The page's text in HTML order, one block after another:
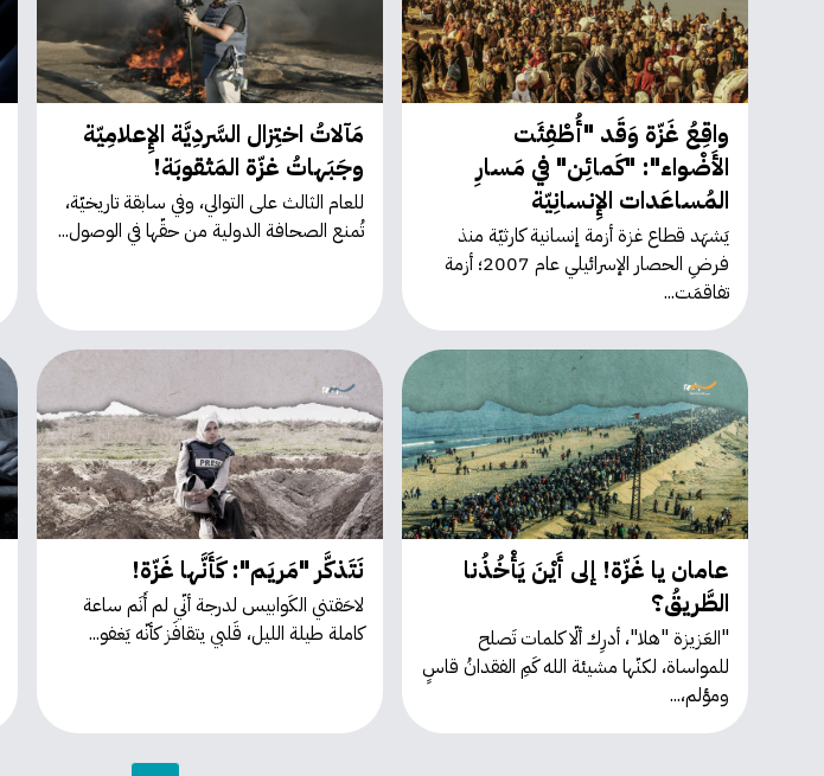
واقِعُ غَزّة وَقَد "أُطْفِئَت
الأَضْواء": "كَمائِن" في مَسارِ
المُساعَدات الإِنسانِيّة
يَشهَد قطاع غزة أزمة إنسانية كارثيّة منذ
فرضِ الحصار الإسرائيلي عام 2007؛ أزمة
تفاقمَت...
مَآلاتُ اختِزال السَّردِيَّة الإِعلامِيّة
وجَبَهاتُ غزّة المَثقوبَة!
للعام الثالث على التوالي، وفي سابقة تاريخيّة،
تُمنع الصحافة الدولية من حقّها في الوصول...
عامان يا غَزّة! إلى أَيْنَ يَأْخُذُنا
الطَّريقُ؟
"العَزيزة "هلا"، أدرِك ألّا كلمات تَصلح
للمواساة، لكنّها مشيئة الله كَمِ الفقدانُ قاسٍ
ومؤلم،...
نَتَذكَّر "مَريَم": كَأَنَّها غَزّة!
لاحَقتني الكَوابيس لدرجة أنّي لم أَنَم ساعة
كاملة طيلة الليل، قَلبي يتقافَز كأنّه يَغفو...